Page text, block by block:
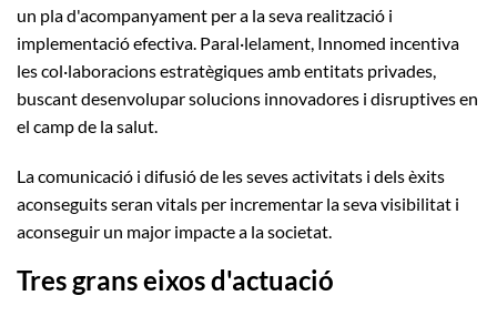
un pla d'acompanyament per a la seva realització i
implementació efectiva. Paral·lelament, Innomed incentiva
les col·laboracions estratègiques amb entitats privades,
buscant desenvolupar solucions innovadores i disruptives en
el camp de la salut.
La comunicació i difusió de les seves activitats i dels èxits
aconseguits seran vitals per incrementar la seva visibilitat i
aconseguir un major impacte a la societat.
Tres grans eixos d'actuació